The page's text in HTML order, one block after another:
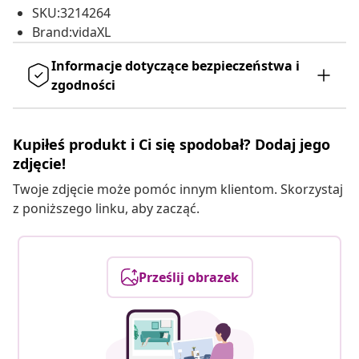
SKU:3214264
Brand:vidaXL
Informacje dotyczące bezpieczeństwa i
zgodności
Kupiłeś produkt i Ci się spodobał? Dodaj jego
zdjęcie!
Twoje zdjęcie może pomóc innym klientom. Skorzystaj
z poniższego linku, aby zacząć.
Prześlij obrazek